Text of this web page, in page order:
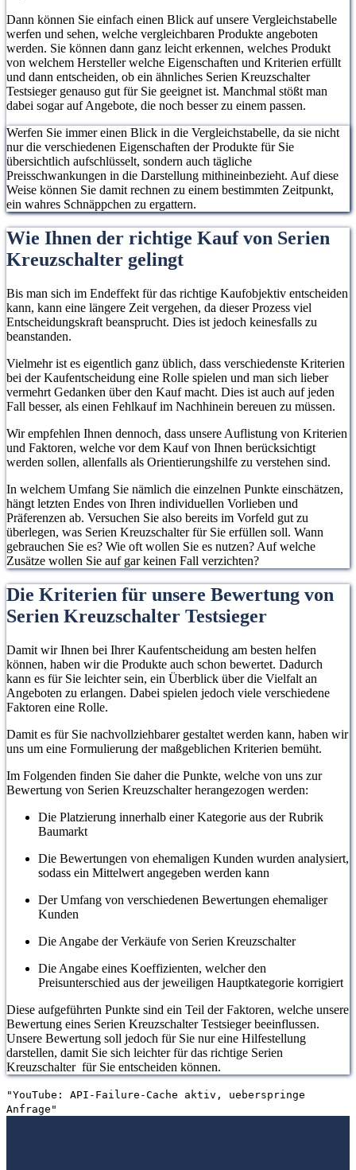
Dann können Sie einfach einen Blick auf unsere Vergleichstabelle
werfen und sehen, welche vergleichbaren Produkte angeboten
werden. Sie können dann ganz leicht erkennen, welches Produkt
von welchem Hersteller welche Eigenschaften und Kriterien erfüllt
und dann entscheiden, ob ein ähnliches Serien Kreuzschalter
Testsieger genauso gut für Sie geeignet ist. Manchmal stößt man
dabei sogar auf Angebote, die noch besser zu einem passen.
Werfen Sie immer einen Blick in die Vergleichstabelle, da sie nicht
nur die verschiedenen Eigenschaften der Produkte für Sie
übersichtlich aufschlüsselt, sondern auch tägliche
Preisschwankungen in die Darstellung mithineinbezieht. Auf diese
Weise können Sie damit rechnen zu einem bestimmten Zeitpunkt,
ein wahres Schnäppchen zu ergattern.
Wie Ihnen der richtige Kauf von Serien
Kreuzschalter gelingt
Bis man sich im Endeffekt für das richtige Kaufobjektiv entscheiden
kann, kann eine längere Zeit vergehen, da dieser Prozess viel
Entscheidungskraft beansprucht. Dies ist jedoch keinesfalls zu
beanstanden.
Vielmehr ist es eigentlich ganz üblich, dass verschiedenste Kriterien
bei der Kaufentscheidung eine Rolle spielen und man sich lieber
vermehrt Gedanken über den Kauf macht. Dies ist auch auf jeden
Fall besser, als einen Fehlkauf im Nachhinein bereuen zu müssen.
Wir empfehlen Ihnen dennoch, dass unsere Auflistung von Kriterien
und Faktoren, welche vor dem Kauf von Ihnen berücksichtigt
werden sollen, allenfalls als Orientierungshilfe zu verstehen sind.
In welchem Umfang Sie nämlich die einzelnen Punkte einschätzen,
hängt letzten Endes von Ihren individuellen Vorlieben und
Präferenzen ab. Versuchen Sie also bereits im Vorfeld gut zu
überlegen, was Serien Kreuzschalter für Sie erfüllen soll. Wann
gebrauchen Sie es? Wie oft wollen Sie es nutzen? Auf welche
Zusätze wollen Sie auf gar keinen Fall verzichten?
Die Kriterien für unsere Bewertung von
Serien Kreuzschalter Testsieger
Damit wir Ihnen bei Ihrer Kaufentscheidung am besten helfen
können, haben wir die Produkte auch schon bewertet. Dadurch
kann es für Sie leichter sein, ein Überblick über die Vielfalt an
Angeboten zu erlangen. Dabei spielen jedoch viele verschiedene
Faktoren eine Rolle.
Damit es für Sie nachvollziehbarer gestaltet werden kann, haben wir
uns um eine Formulierung der maßgeblichen Kriterien bemüht.
Im Folgenden finden Sie daher die Punkte, welche von uns zur
Bewertung von Serien Kreuzschalter herangezogen werden:
Die Platzierung innerhalb einer Kategorie aus der Rubrik
Baumarkt
Die Bewertungen von ehemaligen Kunden wurden analysiert,
sodass ein Mittelwert angegeben werden kann
Der Umfang von verschiedenen Bewertungen ehemaliger
Kunden
Die Angabe der Verkäufe von Serien Kreuzschalter
Die Angabe eines Koeffizienten, welcher den
Preisunterschied aus der jeweiligen Hauptkategorie korrigiert
Diese aufgeführten Punkte sind ein Teil der Faktoren, welche unsere
Bewertung eines Serien Kreuzschalter Testsieger beeinflussen.
Unsere Bewertung soll jedoch für Sie nur eine Hilfestellung
darstellen, damit Sie sich leichter für das richtige Serien
Kreuzschalter für Sie entscheiden können.
"YouTube: API-Failure-Cache aktiv, ueberspringe
Anfrage"